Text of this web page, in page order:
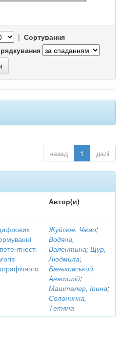
| Сортування
назад 1 далі
Автор(и)
Жуйсюе, Чжао;
Водяна,
Валентина; Щур,
Людмила;
Баньковський,
Анатолій;
Машталер, Ірина;
Солонинка,
Тетяна